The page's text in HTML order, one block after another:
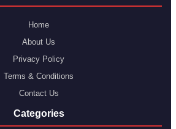
Home
About Us
Privacy Policy
Terms & Conditions
Contact Us
Categories